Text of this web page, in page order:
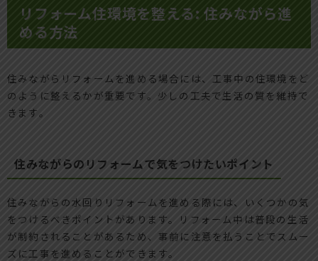
リフォーム住環境を整える: 住みながら進
める方法
住みながらリフォームを進める場合には、工事中の住環境をど
のように整えるかが重要です。少しの工夫で生活の質を維持で
きます。
住みながらのリフォームで気をつけたいポイント
住みながらの水回りリフォームを進める際には、いくつかの気
をつけるべきポイントがあります。リフォーム中は普段の生活
が制約されることがあるため、事前に注意を払うことでスムー
ズに工事を進めることができます。